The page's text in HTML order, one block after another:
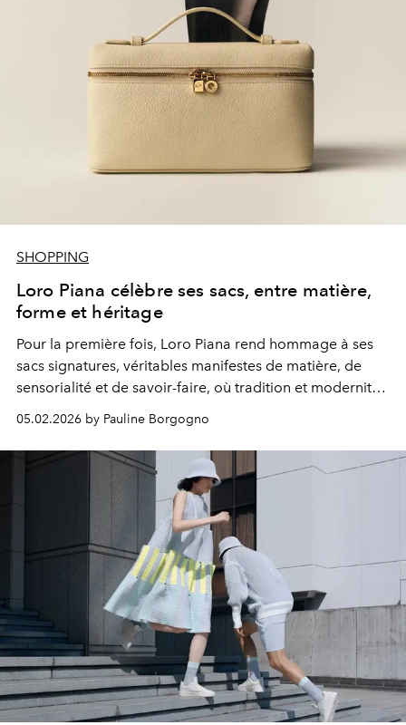
SHOPPING
Loro Piana célèbre ses sacs, entre matière,
forme et héritage
Pour la première fois, Loro Piana rend hommage à ses
sacs signatures, véritables manifestes de matière, de
sensorialité et de savoir-faire, où tradition et modernité
dialoguent avec une élégance absolue.
05.02.2026 by Pauline Borgogno